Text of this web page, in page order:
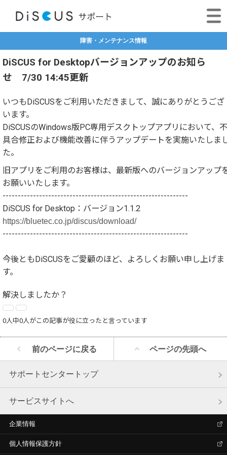
障害・メンテナンス情報
DiSCUS for Desktopバージョンアップのお知ら
せ 7/30 14:45更新
いつもDiSCUSをご利用いただきまして、誠にありがとうござ
います。
DiSCUSのWindows版PC専用デスクトップアプリにおいて、不
具合修正および機能改善に伴うアップデートを実施いたしま
た。
旧アプリをご利用のお客様は、最新版へのバージョンアップ
お願いいたします。
-------------------------------------------------------------
DiSCUS for Desktop：バージョン1.1.2
https://bluetec.co.jp/discus/download/
-------------------------------------------------------------
今後ともDiSCUSをご愛顧のほど、よろしくお願い申し上げま
す。
解決しましたか？
0人中0人がこの記事が役に立ったと言っています
前のページに戻る ページの先頭へ
サポートセンタートップ
サービスサイトへ
企業情報
個人情報保護方針